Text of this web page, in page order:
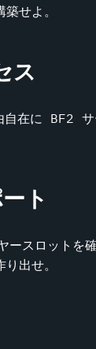
せよ。
ス
自在に BF2 サ
ト
スロットを確
出せ。